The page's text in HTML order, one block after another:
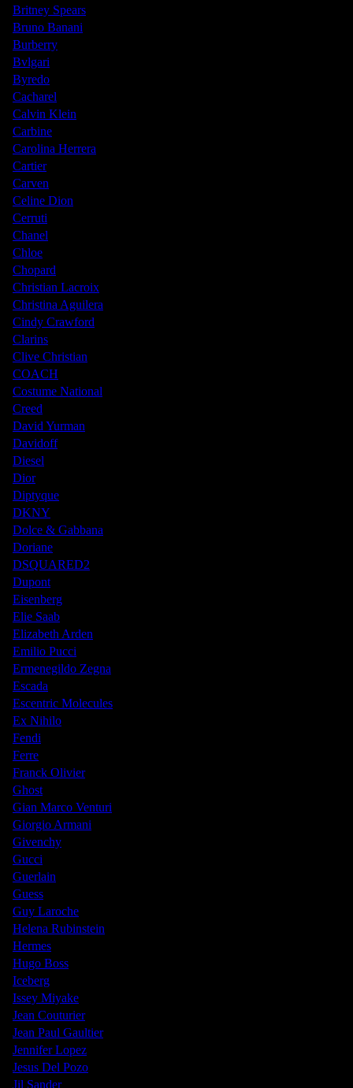
Britney Spears
Bruno Banani
Burberry
Bvlgari
Byredo
Cacharel
Calvin Klein
Carbine
Carolina Herrera
Cartier
Carven
Celine Dion
Cerruti
Chanel
Chloe
Chopard
Christian Lacroix
Christina Aguilera
Cindy Crawford
Clarins
Clive Christian
COACH
Costume National
Creed
David Yurman
Davidoff
Diesel
Dior
Diptyque
DKNY
Dolce & Gabbana
Doriane
DSQUARED2
Dupont
Eisenberg
Elie Saab
Elizabeth Arden
Emilio Pucci
Ermenegildo Zegna
Escada
Escentric Molecules
Ex Nihilo
Fendi
Ferre
Franck Olivier
Ghost
Gian Marco Venturi
Giorgio Armani
Givenchy
Gucci
Guerlain
Guess
Guy Laroche
Helena Rubinstein
Hermes
Hugo Boss
Iceberg
Issey Miyake
Jean Couturier
Jean Paul Gaultier
Jennifer Lopez
Jesus Del Pozo
Jil Sander